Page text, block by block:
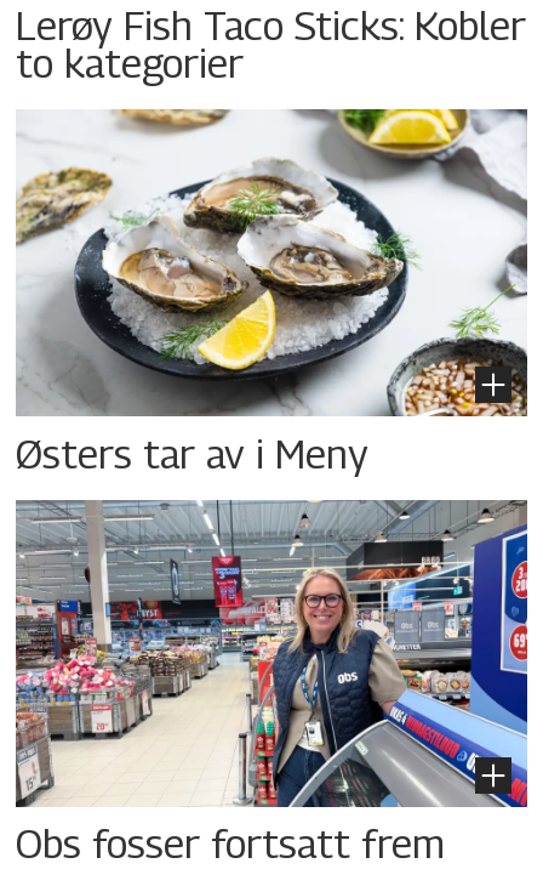
Lerøy Fish Taco Sticks: Kobler
to kategorier
Østers tar av i Meny
Obs fosser fortsatt frem